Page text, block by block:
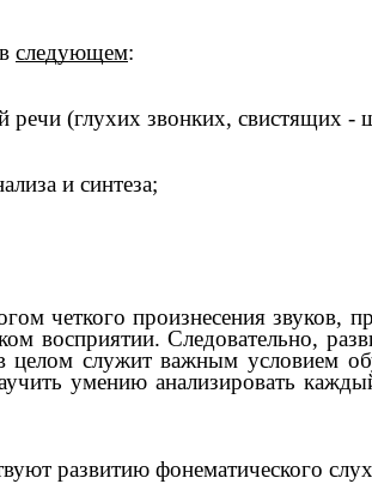
следующем:
речи (глухих звонких,
и синтеза;
четкого произнесения звуков,
восприятии. Следовательно,
служит важным условием
умению анализировать
развитию фонематического